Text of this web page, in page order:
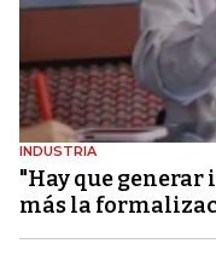
INDUSTRIA
"Hay que
más la